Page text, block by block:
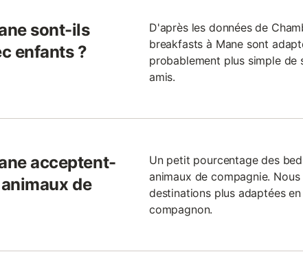
sont-ils
enfants ?
D'après les données de
breakfasts à Mane sont
probablement plus simple de
amis.
acceptent-
de
Un petit pourcentage des
animaux de compagnie.
destinations plus adaptées
compagnon.